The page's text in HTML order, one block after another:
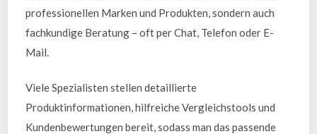
professionellen Marken und Produkten, sondern auch
fachkundige Beratung – oft per Chat, Telefon oder E-
Mail.
Viele Spezialisten stellen detaillierte
Produktinformationen, hilfreiche Vergleichstools und
Kundenbewertungen bereit, sodass man das passende